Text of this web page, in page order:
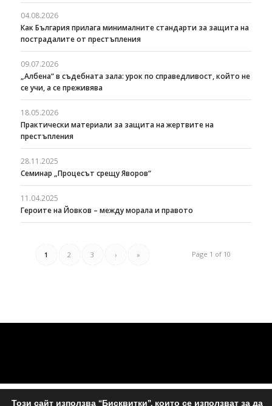
04.08.2026
Как България прилага минималните стандарти за защита на
пострадалите от престъпления
09.07.2026
„Албена“ в съдебната зала: урок по справедливост, който не
се учи, а се преживява
18.05.2026
Практически материали за защита на жертвите на
престъпления
28.11.2025
Семинар „Процесът срещу Яворов“
11.04.2025
Героите на Йовков – между морала и правото
Page 1 of 10
1 2 3 › »
Този сайт използва “Бисквитки”, които се използват за да